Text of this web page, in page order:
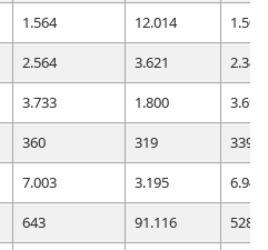
1.564 12.014
1.508
2.564 3.621
2.340
3.733 1.800
3.690
360 319
339
7.003 3.195
6.942
643 91.116
528